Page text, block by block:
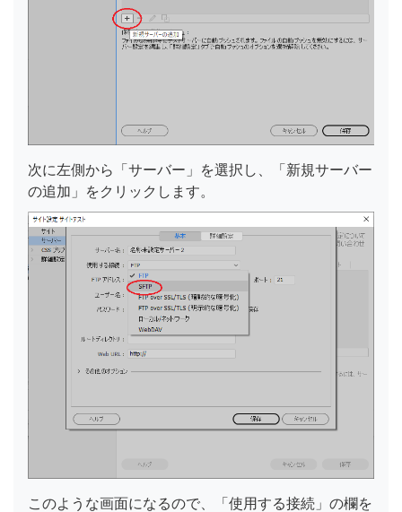
次に左側から「サーバー」を選択し、「新規サーバー
の追加」をクリックします。
このような画面になるので、「使用する接続」の欄を